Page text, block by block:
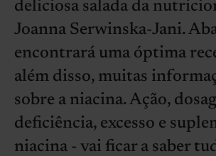
deliciosa salada da
Joanna Serwinska-Jani.
encontrará uma óptima
além disso, muitas
sobre a niacina. Ação,
deficiência, excesso e
niacina - vai ficar a saber